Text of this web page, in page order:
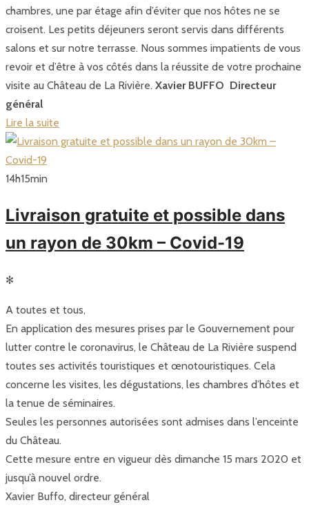
chambres, une par étage afin d’éviter que nos hôtes ne se
croisent. Les petits déjeuners seront servis dans différents
salons et sur notre terrasse. Nous sommes impatients de vous
revoir et d’être à vos côtés dans la réussite de votre prochaine
visite au Château de La Rivière. Xavier BUFFO Directeur
général
Lire la suite
14h15min
Livraison gratuite et possible dans
un rayon de 30km – Covid-19
✻
A toutes et tous,
En application des mesures prises par le Gouvernement pour
lutter contre le coronavirus, le Château de La Rivière suspend
toutes ses activités touristiques et œnotouristiques. Cela
concerne les visites, les dégustations, les chambres d’hôtes et
la tenue de séminaires.
Seules les personnes autorisées sont admises dans l’enceinte
du Château.
Cette mesure entre en vigueur dès dimanche 15 mars 2020 et
jusqu’à nouvel ordre.
Xavier Buffo, directeur général